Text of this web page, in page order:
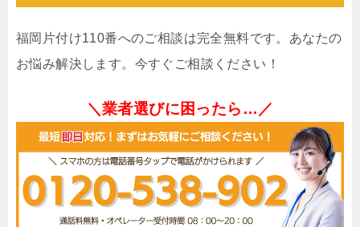
福岡片付け110番へのご相談は完全無料です。あなたの
お悩み解決します。今すぐご相談ください！
＼業者選びに困ったら…／